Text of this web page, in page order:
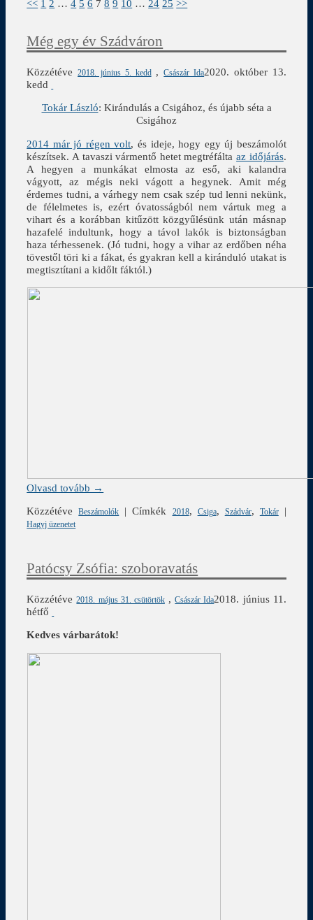
<< 1 2 … 4 5 6 7 8 9 10 … 24 25 >>
Még egy év Szádváron
Közzétéve2018. június 5. kedd ,Császár Ida2020. október 13.
kedd
Tokár László: Kirándulás a Csigához, és újabb séta a
Csigához
2014 már jó régen volt, és ideje, hogy egy új beszámolót
készítsek. A tavaszi vármentő hetet megtréfáltaaz időjárás.
A hegyen a munkákat elmosta az eső, aki kalandra
vágyott, az mégis neki vágott a hegynek. Amit még
érdemes tudni, a várhegy nem csak szép tud lenni nekünk,
de félelmetes is, ezért óvatosságból nem vártuk meg a
vihart és a korábban kitűzött közgyűlésünk után másnap
hazafelé indultunk, hogy a távol lakók is biztonságban
haza térhessenek. (Jó tudni, hogy a vihar az erdőben néha
tövestől töri ki a fákat, és gyakran kell a kiránduló utakat is
megtisztítani a kidőlt fáktól.)
Olvasd tovább →
Közzétéve
Beszámolók |Címkék 2018, Csiga, Szádvár, Tokár|
Hagyj üzenetet
Patócsy Zsófia: szoboravatás
Közzétéve2018. május 31. csütörtök ,Császár Ida2018. június 11.
hétfő
Kedves várbarátok!